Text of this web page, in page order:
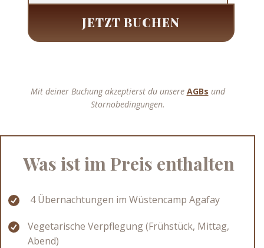
JETZT BUCHEN
Mit deiner Buchung akzeptierst du unsere AGBs und
Stornobedingungen.
Was ist im Preis enthalten
4 Übernachtungen im Wüstencamp Agafay
Vegetarische Verpflegung (Frühstück, Mittag,
Abend)